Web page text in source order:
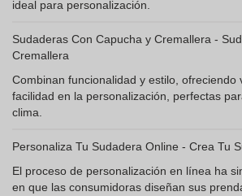
ideal para personalización.
Sudaderas Con Capucha y Cremallera -
Cremallera
Combinan funcionalidad y estilo, ofreciendo
facilidad en la personalización, perfectas
clima.
Personaliza Tu Sudadera Online - Crea Tu
El proceso de personalización en línea ha
en que las consumidoras diseñan sus